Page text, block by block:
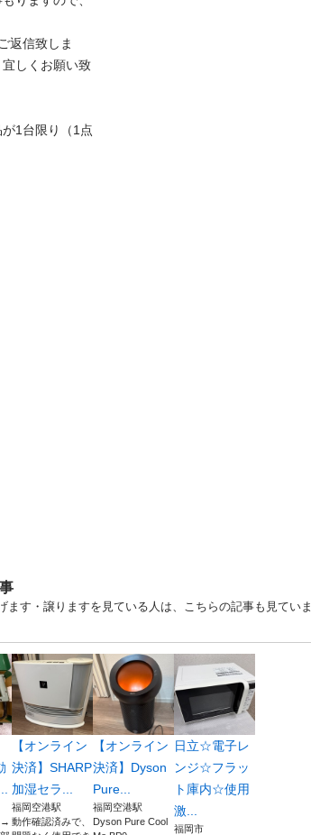
返信致しま
しくお願い致
1台限り（1点
・譲りますを見ている人は、こちらの記事も見ていま
→
【オンライン
決済】SHARP
加湿セラ...
福岡空港駅
動作確認済みで、
【オンライン
決済】Dyson
Pure...
福岡空港駅
Dyson Pure Cool
日立☆電子レ
ンジ☆フラッ
ト庫内☆使用
激...
福岡市